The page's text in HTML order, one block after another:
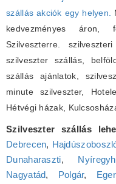
szállás akciók egy helyen.
kedvezményes áron,
Szilveszterre.
szilveszter szállás,
szállás ajánlatok,
minute szilveszter,
Hétvégi házak,
Szilveszter szállás
Debrecen,
Dunaharaszti,
Nagyatád, Polgár, Eger